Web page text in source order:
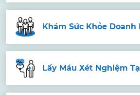
Khám Sức Khỏe Doanh
Lấy Máu Xét Nghiệm